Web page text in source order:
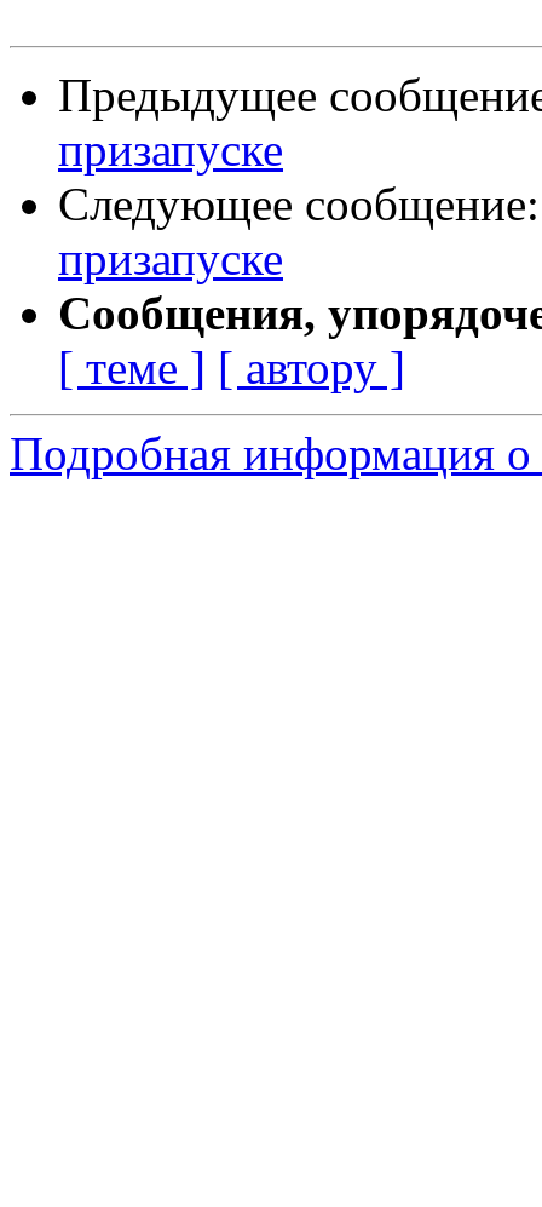
Предыдущее
призапуске
Следующее
призапуске
Сообщения,
[ теме ] [ автору ]
Подробная информация о